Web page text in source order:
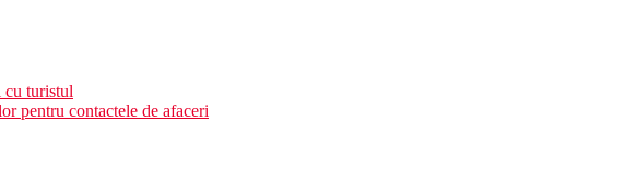
cu turistul
pentru contactele de afaceri